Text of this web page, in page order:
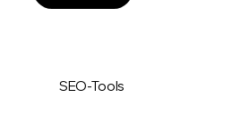
SEO-Tools